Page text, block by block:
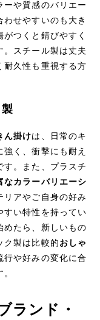
ーや質感のバリエー
せやすいのも大き
つくと錆びやすく
。スチール製は丈夫
耐久性も重視する方
ん掛けは、日常のキ
く、衝撃にも耐え
す。また、プラスチ
なカラーバリエーシ
リアやご自身の好み
すい特性を持ってい
めたら、新しいもの
ク製は比較的おしゃ
行や好みの変化に合
ランド・